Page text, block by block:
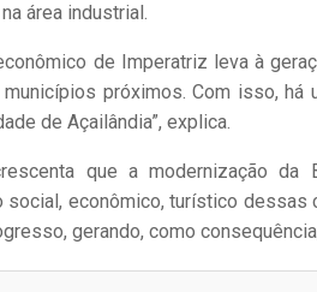
área industrial.
de Imperatriz leva à
próximos. Com isso,
de Açailândia”, explica.
que a modernização
social, econômico, turístico dessas
gerando, como